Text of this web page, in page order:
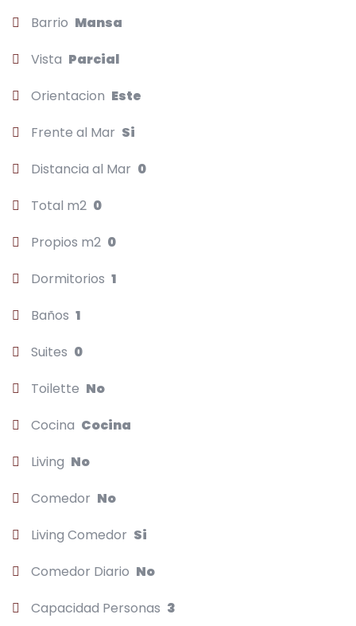
Barrio Mansa
Vista Parcial
Orientacion Este
Frente al Mar Si
Distancia al Mar 0
Total m2 0
Propios m2 0
Dormitorios 1
Baños 1
Suites 0
Toilette No
Cocina Cocina
Living No
Comedor No
Living Comedor Si
Comedor Diario No
Capacidad Personas 3